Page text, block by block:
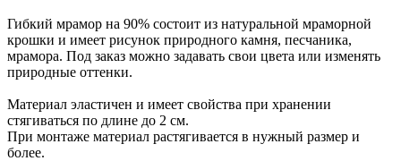
Гибкий мрамор на 90% состоит из натуральной мраморной
крошки и имеет рисунок природного камня, песчаника,
мрамора. Под заказ можно задавать свои цвета или изменять
природные оттенки.
Материал эластичен и имеет свойства при хранении
стягиваться по длине до 2 см.
При монтаже материал растягивается в нужный размер и
более.